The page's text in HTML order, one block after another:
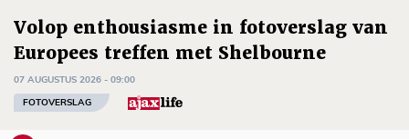
Volop enthousiasme in fotoverslag van
Europees treffen met Shelbourne
07 AUGUSTUS 2026 - 09:00
FOTOVERSLAG